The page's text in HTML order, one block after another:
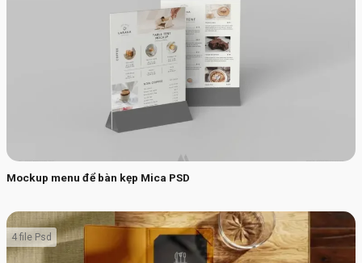
Mockup menu để bàn kẹp Mica PSD
4 file Psd